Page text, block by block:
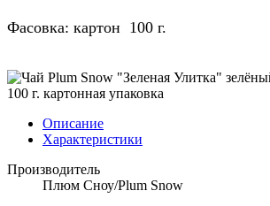
Фасовка: картон 100 г.
Описание
Характеристики
Производитель
Плюм Сноу/Plum Snow